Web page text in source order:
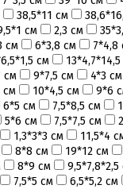
Гелевые
Гелевые красители
красители
Жирорастворимые
Красители Kreda
Красители
Украса
Красители
Красители
Пищевая
Пищевые
38,5*11 см
см 2,3 см
см 6*3,8 см 7*4,8
см
см 9*7,5 см 4*3 см
см 10*4,5 см 9*6
6*5 см 7,5*8,5 см
5*6 см 7,5*7,5 см
1,3*3*3 см 11,5*4
8*8 см 19*12 см
8*9 см 9,5*7,8*2,5
7,5*5 см 6,5*5,2 см